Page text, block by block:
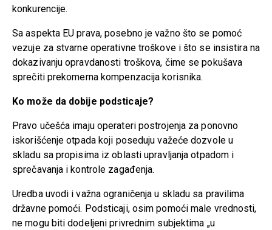
konkurencije.
Sa aspekta EU prava, posebno je važno što se pomoć
vezuje za stvarne operativne troškove i što se insistira na
dokazivanju opravdanosti troškova, čime se pokušava
sprečiti prekomerna kompenzacija korisnika.
Ko može da dobije podsticaje?
Pravo učešća imaju operateri postrojenja za ponovno
iskorišćenje otpada koji poseduju važeće dozvole u
skladu sa propisima iz oblasti upravljanja otpadom i
sprečavanja i kontrole zagađenja.
Uredba uvodi i važna ograničenja u skladu sa pravilima
državne pomoći. Podsticaji, osim pomoći male vrednosti,
ne mogu biti dodeljeni privrednim subjektima „u